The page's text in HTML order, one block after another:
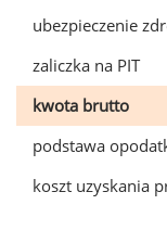
ubezpieczenie
zaliczka na PIT
kwota brutto
podstawa
koszt uzyskania